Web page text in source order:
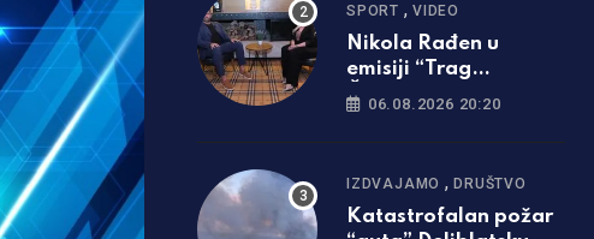
SPORT , VIDEO
Nikola Rađen u
emisiji “Trag
Čovjeka”: Nastupati
najveća svetinja i
06.08.2026 20:20
IZDVAJAMO ,DRUŠTVO
Katastrofalan požar